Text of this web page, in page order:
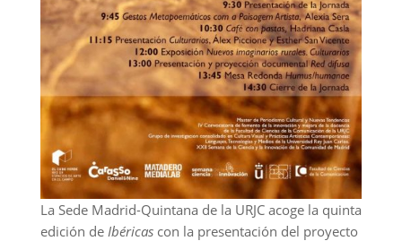
La Sede Madrid-Quintana de la URJC acoge la quinta
edición de Ibéricas con la presentación del proyecto